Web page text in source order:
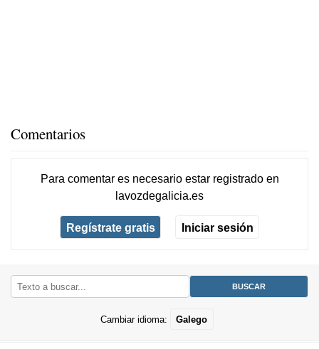
Comentarios
Para comentar es necesario estar registradoen
lavozdegalicia.es
Regístrate gratis Iniciar sesión
Cambiar idioma: Galego